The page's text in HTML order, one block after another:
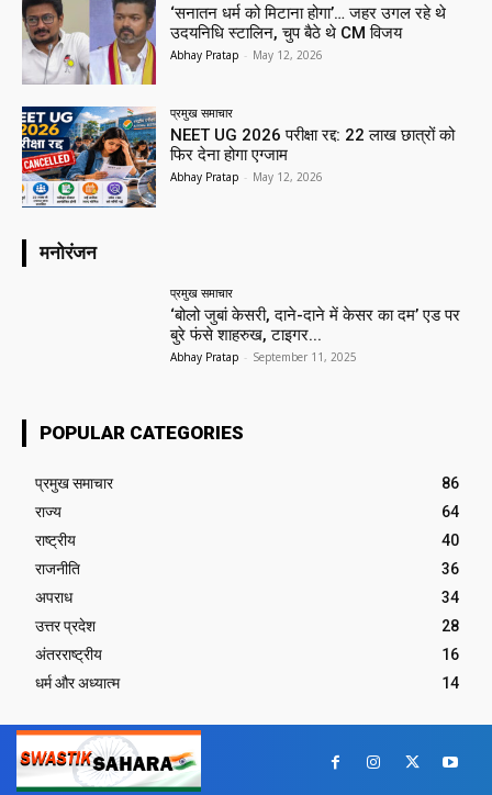
‘सनातन धर्म को मिटाना होगा’… जहर उगल रहे थे
उदयनिधि स्टालिन, चुप बैठे थे CM विजय
Abhay Pratap - May 12, 2026
प्रमुख समाचार‎
NEET UG 2026 परीक्षा रद्द: 22 लाख छात्रों को
फिर देना होगा एग्जाम
Abhay Pratap - May 12, 2026
मनोरंजन
प्रमुख समाचार‎
‘बोलो जुबां केसरी, दाने-दाने में केसर का दम’ एड पर
बुरे फंसे शाहरुख, टाइगर...
Abhay Pratap - September 11, 2025
POPULAR CATEGORIES
प्रमुख समाचार‎
86
राज्य
64
राष्ट्रीय
40
राजनीति
36
अपराध
34
उत्तर प्रदेश
28
अंतरराष्ट्रीय
16
धर्म और अध्यात्म
14